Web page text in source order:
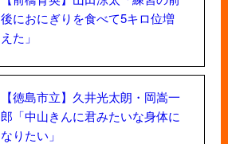
後におにぎりを食べて5キロ位増
えた」
【徳島市立】久井光太朗・岡嵩一
郎「中山きんに君みたいな身体に
なりたい」